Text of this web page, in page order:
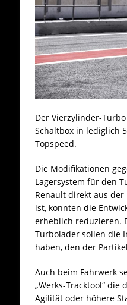
Der Vierzylinder-
Schaltbox in lediglich
Topspeed.
Die Modifikationen
Lagersystem für den
Renault direkt aus
ist, konnten die
erheblich reduzieren.
Turbolader sollen die
haben, den der
Auch beim Fahrwerk
„Werks-Tracktool“
Agilität oder höhere